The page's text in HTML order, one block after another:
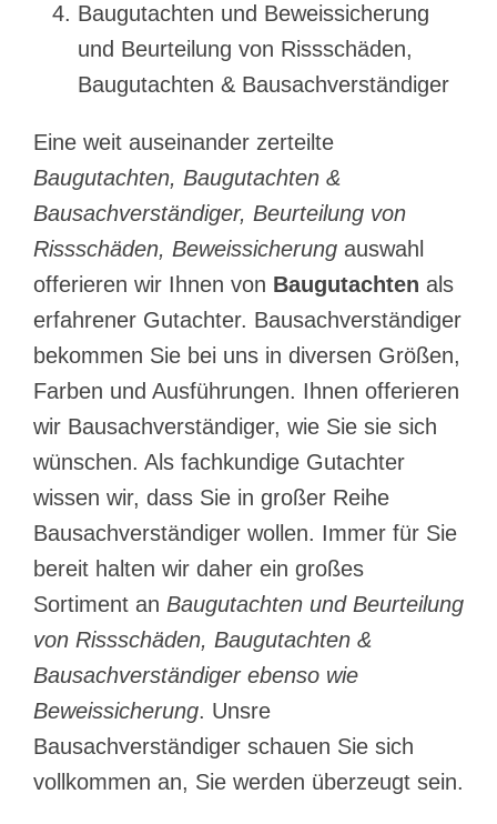
Baugutachten und Beweissicherung
und Beurteilung von Rissschäden,
Baugutachten & Bausachverständiger
Eine weit auseinander zerteilte
Baugutachten, Baugutachten &
Bausachverständiger, Beurteilung von
Rissschäden, Beweissicherung auswahl
offerieren wir Ihnen von Baugutachten als
erfahrener Gutachter. Bausachverständiger
bekommen Sie bei uns in diversen Größen,
Farben und Ausführungen. Ihnen offerieren
wir Bausachverständiger, wie Sie sie sich
wünschen. Als fachkundige Gutachter
wissen wir, dass Sie in großer Reihe
Bausachverständiger wollen. Immer für Sie
bereit halten wir daher ein großes
Sortiment an Baugutachten und Beurteilung
von Rissschäden, Baugutachten &
Bausachverständiger ebenso wie
Beweissicherung. Unsre
Bausachverständiger schauen Sie sich
vollkommen an, Sie werden überzeugt sein.